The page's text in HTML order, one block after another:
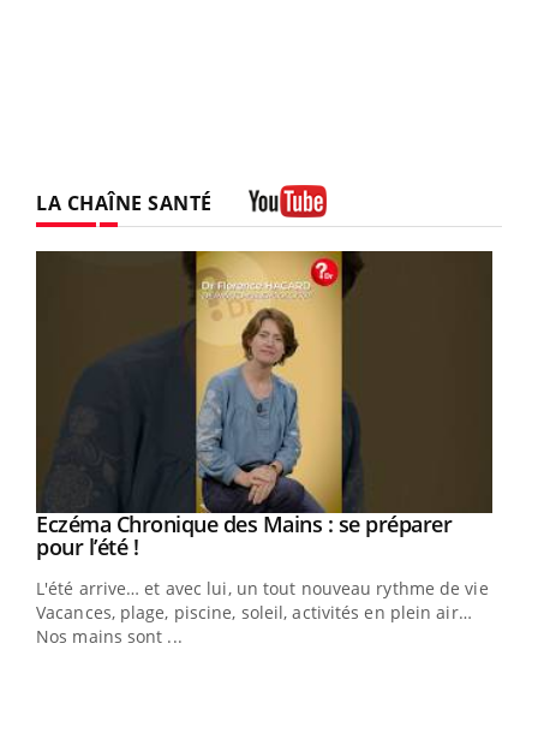
LA CHAÎNE SANTÉ
Youtube
Eczéma Chronique des Mains : se préparer
pour l’été !Youtube
L'été arrive… et avec lui, un tout nouveau rythme de vie !
Vacances, plage, piscine, soleil, activités en plein air…
Nos mains sont ...